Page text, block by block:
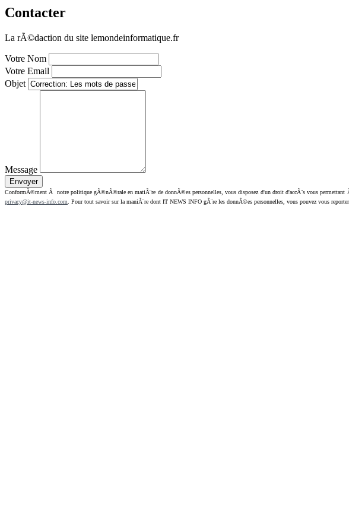
Contacter
La rÃ©daction du site lemondeinformatique.fr
Votre Nom
Votre Email
Objet
Message
ConformÃ©ment Ã notre politique gÃ©nÃ©rale en matiÃ¨re de donnÃ©es personnelles, vous disposez d'un droit d'accÃ¨s vous
privacy@it-news-info.com . Pour tout savoir sur la maniÃ¨re dont IT NEWS INFO gÃ¨re les donnÃ©es personnelles, vous pouvez vous